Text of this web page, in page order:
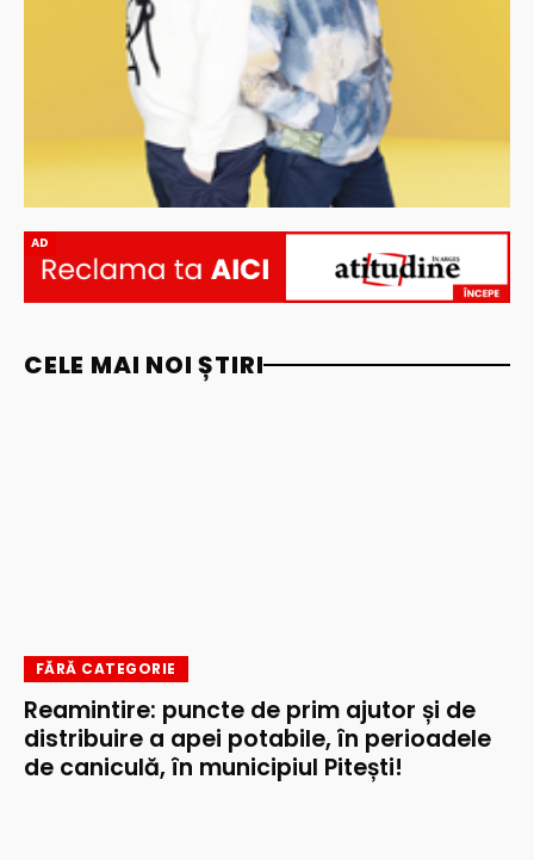
AD
CELE MAI NOI ȘTIRI
FĂRĂ CATEGORIE
Reamintire: puncte de prim ajutor și de
distribuire a apei potabile, în perioadele
de caniculă, în municipiul Pitești!